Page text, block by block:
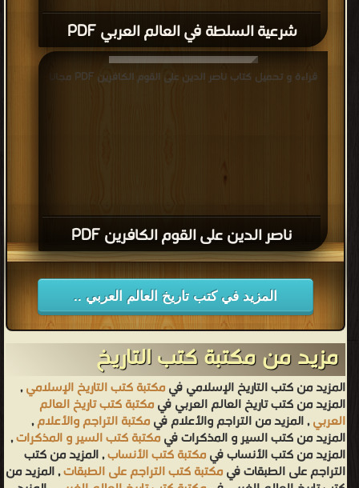
شرعية السلطة في العالم العربي PDF
ناصر الدين على القوم الكافرين PDF
قراءة و تحميل كتاب ناصر الدين على القوم الكافرين PDF مجانا
المزيد في كتب تاريخ العالم العربي ..
مزيد من مكتبة كتب التاريخ
المزيد من كتب التاريخ الإسلامي فيمكتبة كتب التاريخ الإسلامي,
المزيد من كتب تاريخ العالم العربي فيمكتبة كتب تاريخ العالم
العربي, المزيد من التراجم والأعلام فيمكتبة التراجم والأعلام,
المزيد من كتب السير و المذكرات فيمكتبة كتب السير و المذكرات,
المزيد من كتب الأنساب فيمكتبة كتب الأنساب, المزيد من كتب
التراجم على الطبقات فيمكتبة كتب التراجم على الطبقات, المزيد من